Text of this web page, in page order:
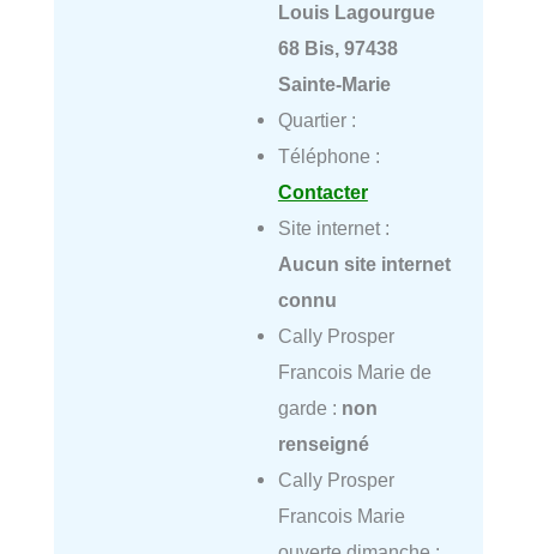
Louis Lagourgue
68 Bis, 97438
Sainte-Marie
Quartier :
Téléphone :
Contacter
Site internet :
Aucun site internet
connu
Cally Prosper
Francois Marie de
garde : non
renseigné
Cally Prosper
Francois Marie